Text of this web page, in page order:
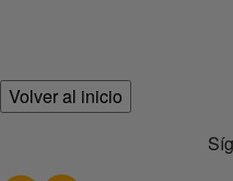
Volver al inicio